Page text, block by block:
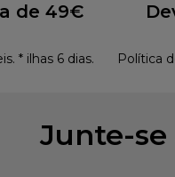
de 49€
* ilhas 6 dias. Política
Junte-se